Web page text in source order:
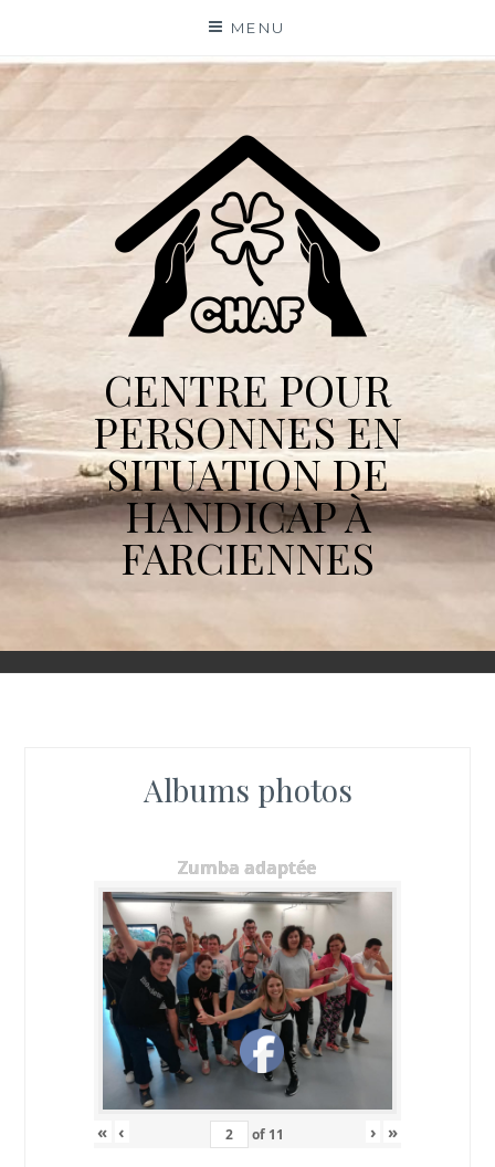
content
MENU
CENTRE POUR
PERSONNES EN
SITUATION DE
HANDICAP À
FARCIENNES
Albums photos
Zumba adaptée
« ‹ of 11 › »